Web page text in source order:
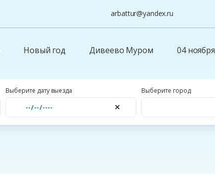
arbattur@yandex.ru
Новый год Дивеево Муром 04 ноября
Выберите дату выезда
✕
Выберите город